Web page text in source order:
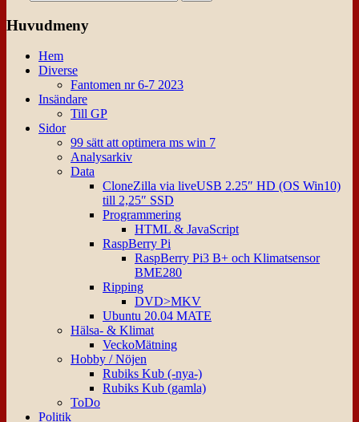
Huvudmeny
Hem
Diverse
Fantomen nr 6-7 2023
Insändare
Till GP
Sidor
99 sätt att optimera ms win 7
Analysarkiv
Data
CloneZilla via liveUSB 2.25″ HD (OS Win10)
till 2,25″ SSD
Programmering
HTML & JavaScript
RaspBerry Pi
RaspBerry Pi3 B+ och Klimatsensor
BME280
Ripping
DVD>MKV
Ubuntu 20.04 MATE
Hälsa- & Klimat
VeckoMätning
Hobby / Nöjen
Rubiks Kub (-nya-)
Rubiks Kub (gamla)
ToDo
Politik